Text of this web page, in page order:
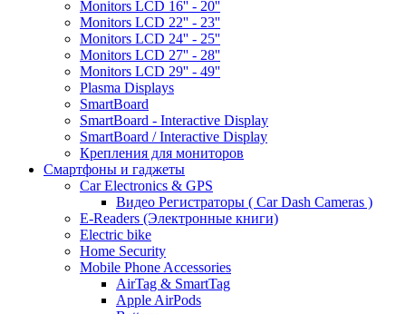
Monitors LCD 16'' - 20''
Monitors LCD 22'' - 23''
Monitors LCD 24'' - 25''
Monitors LCD 27'' - 28''
Monitors LCD 29'' - 49''
Plasma Displays
SmartBoard
SmartBoard - Interactive Display
SmartBoard / Interactive Display
Крепления для мониторов
Смартфоны и гаджеты
Car Electronics & GPS
Видео Регистраторы ( Car Dash Cameras )
E-Readers (Электронные книги)
Electric bike
Home Security
Mobile Phone Accessories
AirTag & SmartTag
Apple AirPods